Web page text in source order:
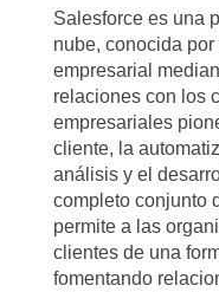
Salesforce es una
nube, conocida
empresarial
relaciones con los
empresariales
cliente, la
análisis y el
completo conjunto
permite a las
clientes de una
fomentando